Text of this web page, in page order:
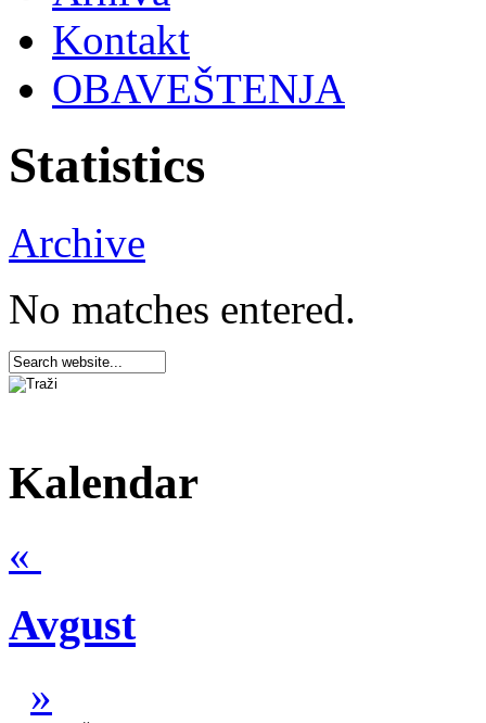
Kontakt
OBAVEŠTENJA
Statistics
Archive
No matches entered.
Kalendar
«
Avgust
»